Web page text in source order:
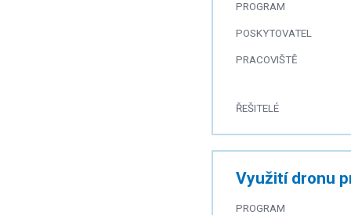
PROGRAM
POSKYTOVATEL
PRACOVIŠTĚ
ŘEŠITELÉ
Využití dronu
PROGRAM